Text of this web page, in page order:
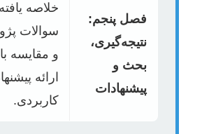
فصل پنجم:
نتیجه‌گیری،
بحث و
پیشنهادات
خلاصه
سوالات
و مقایسه
ارائه
کاربردی.